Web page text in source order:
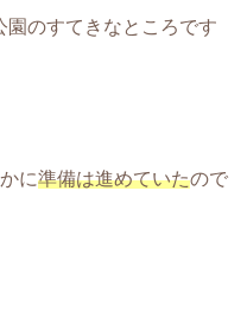
のすてきなところです
に準備は進めていたので